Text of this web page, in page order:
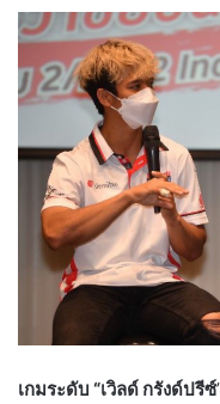
เกมระดับ “เวิลด์ กรังด์ปรีซ์